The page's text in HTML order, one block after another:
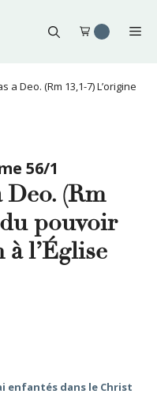
a Deo. (Rm 13,1-7) L’origine
56/1
(Rm
pouvoir
l’Église
enfantés dans le Christ